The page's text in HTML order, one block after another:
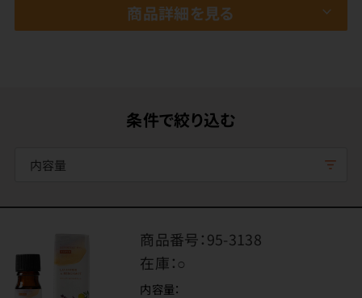
商品詳細を見る
条件で絞り込む
内容量
商品番号：95-3138
在庫：○
内容量：